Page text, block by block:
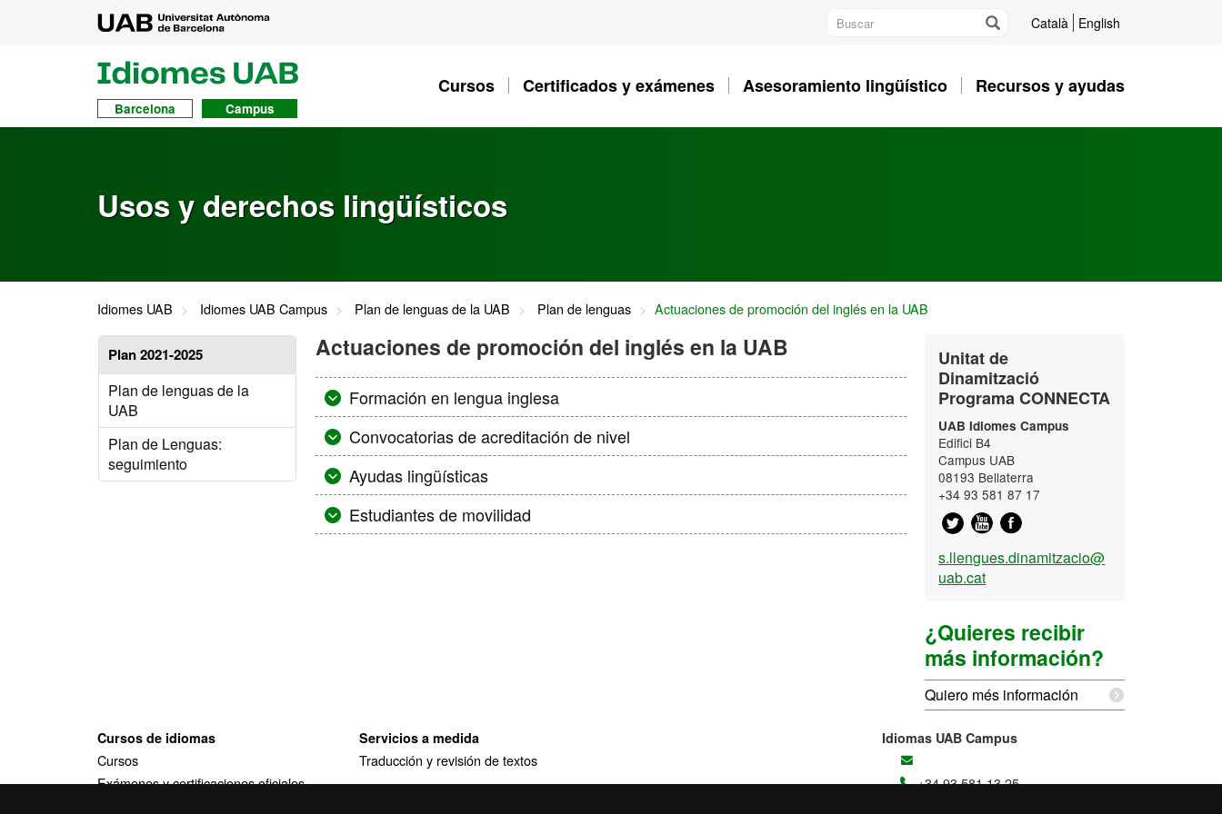
Català English
UAB
Idiomes
Barcelona Campus
Cursos Certificados y exámenes Asesoramiento lingüístico Recursos y ayudas
Usos y derechos lingüísticos
Idiomes UAB Idiomes UAB Campus Plan de lenguas de la UAB Plan de lenguas Actuaciones de promoción del inglés en la UAB
Plan 2021-2025
Plan de lenguas de la
UAB
Plan de Lenguas:
seguimiento
Actuaciones de promoción del inglés en la UAB
Formación en lengua inglesa
Convocatorias de acreditación de nivel
Ayudas lingüísticas
Estudiantes de movilidad
Información
complementaria
Contacto
Unitat de
Dinamització
Programa CONNECTA
UAB Idiomes Campus
Edifici B4
Campus UAB
08193 Bellaterra
+34 93 581 87 17
T
i
t
e
r
Y
u
t
b
e
F
c
o
o
k
s.llengues.dinamitzacio@
uab.cat
¿Quieres recibir
más información?
Quiero més información
Cursos de idiomas
Cursos
Exámenes y certificaciones oficiales
Servicios a medida
Traducción y revisión de textos
Idiomas UAB Campus
+34 93 581 13 25